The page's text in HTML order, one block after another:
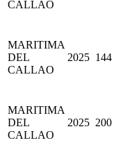
CALLAO
MARITIMA
DEL
CALLAO
2025 144
MARITIMA
DEL
CALLAO
2025 200